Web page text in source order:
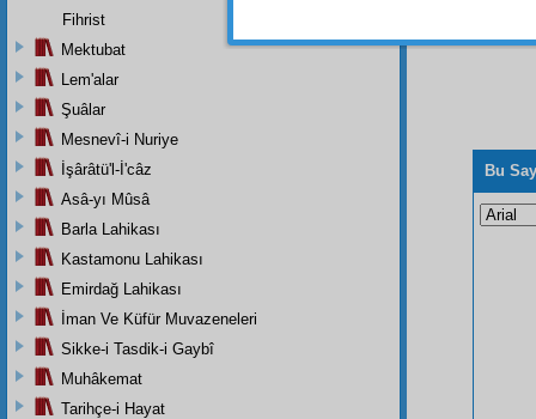
Bu
Fihrist
Mektubat
Lem'alar
Şuâlar
Mesnevî-i Nuriye
İşârâtü'l-İ'câz
Asâ-yı Mûsâ
Barla Lahikası
Kastamonu Lahikası
Emirdağ Lahikası
İman Ve Küfür Muvazeneleri
Sikke-i Tasdik-i Gaybî
Muhâkemat
Tarihçe-i Hayat